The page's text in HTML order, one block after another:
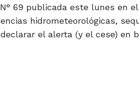
69 publicada este lunes en
hidrometeorológicas,
el alerta (y el cese) en